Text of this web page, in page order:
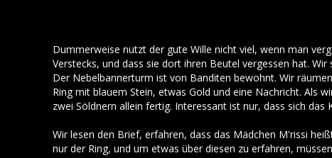
Dummerweise nutzt der gute Wille nicht viel, wenn man
Verstecks, und dass sie dort ihren Beutel vergessen hat.
Der Nebelbannerturm ist von Banditen bewohnt. Wir
Ring mit blauem Stein, etwas Gold und eine Nachricht. Als
zwei Söldnern allein fertig. Interessant ist nur, dass sich
Wir lesen den Brief, erfahren, dass das Mädchen M'rissi
nur der Ring, und um etwas über diesen zu erfahren,